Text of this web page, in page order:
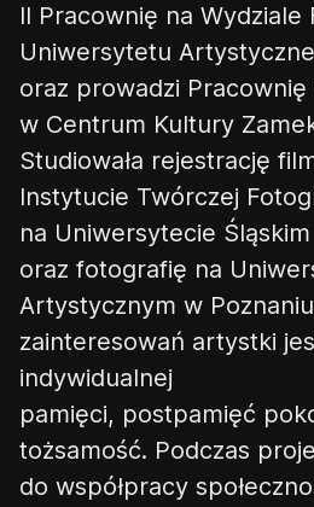
II Pracownię na Wydziale
Uniwersytetu
oraz prowadzi Pracownię
w Centrum Kultury
Studiowała rejestrację
Instytucie Twórczej
na Uniwersytecie Ślą
oraz fotografię na
Artystycznym w
zainteresowań artystki
indywidualnej
pamięci, postpamięć
tożsamość. Podczas
do współpracy społeczno